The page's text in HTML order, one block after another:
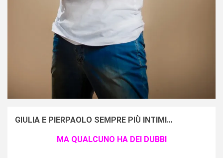
GIULIA E PIERPAOLO SEMPRE PIÙ INTIMI…
MA QUALCUNO HA DEI DUBBI